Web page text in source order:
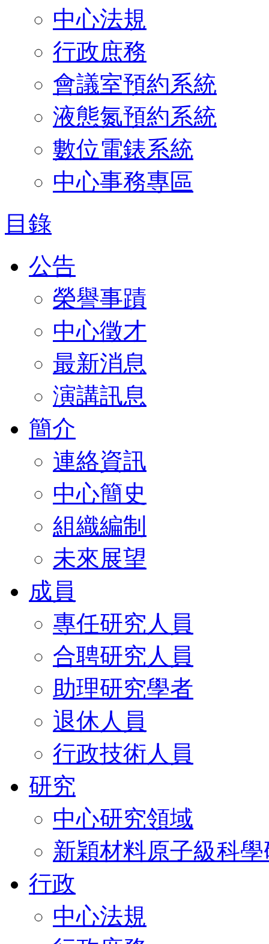
中心法規
行政庶務
會議室預約系統
液態氮預約系統
數位電錶系統
中心事務專區
目錄
公告
榮譽事蹟
中心徵才
最新消息
演講訊息
簡介
連絡資訊
中心簡史
組織編制
未來展望
成員
專任研究人員
合聘研究人員
助理研究學者
退休人員
行政技術人員
研究
中心研究領域
新穎材料原子級科
行政
中心法規